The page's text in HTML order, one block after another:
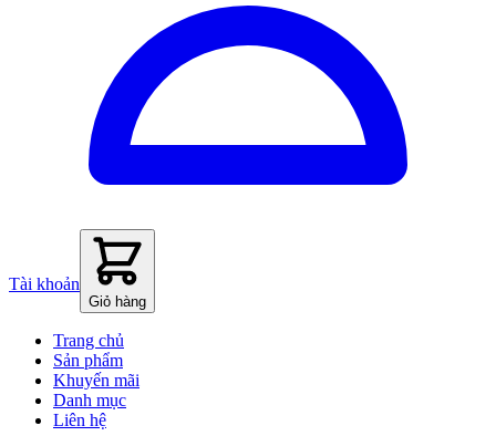
Tài khoản
Giỏ hàng
Trang chủ
Sản phẩm
Khuyến mãi
Danh mục
Liên hệ